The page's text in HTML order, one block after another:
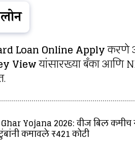
Loan Online Applyकरणे
Viewयांसारख्या बँका आणि
Yojana 2026: वीज बिल कमीच
कमावले ₹421 कोटी